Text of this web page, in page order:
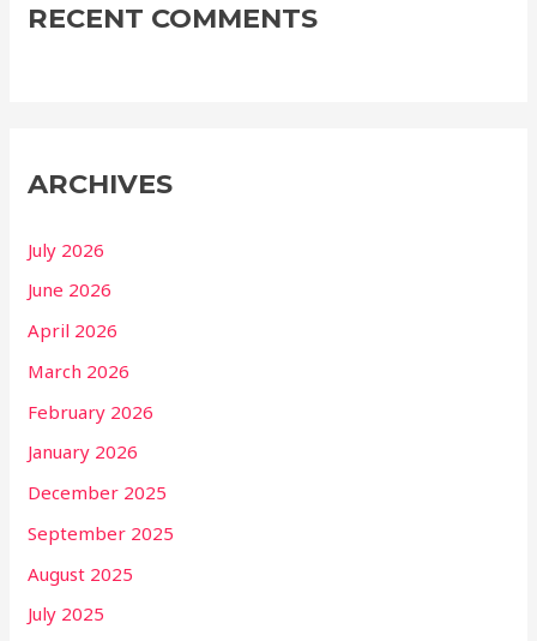
RECENT COMMENTS
ARCHIVES
July 2026
June 2026
April 2026
March 2026
February 2026
January 2026
December 2025
September 2025
August 2025
July 2025